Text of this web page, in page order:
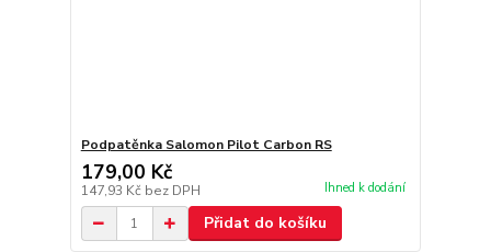
Podpatěnka Salomon Pilot Carbon RS
179,00 Kč
147,93 Kč bez DPH Ihned k dodání
Přidat do košíku